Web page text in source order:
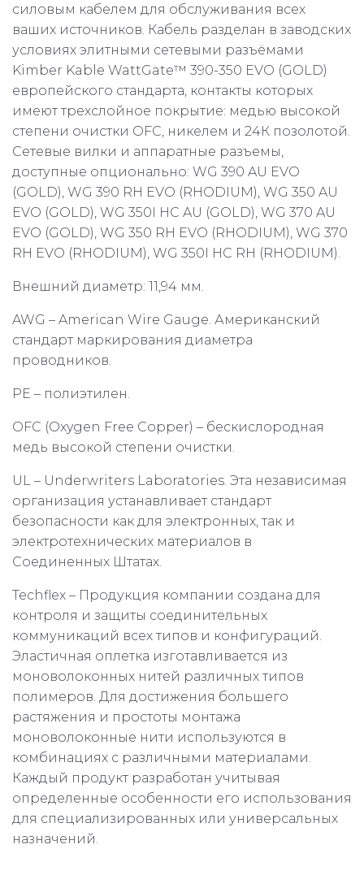
силовым кабелем для обслуживания всех
ваших источников. Кабель разделан в заводских
условиях элитными сетевыми разъёмами
Kimber Kable WattGate™ 390-350 EVO (GOLD)
европейского стандарта, контакты которых
имеют трехслойное покрытие: медью высокой
степени очистки OFC, никелем и 24К позолотой.
Сетевые вилки и аппаратные разъемы,
доступные опционально: WG 390 AU EVO
(GOLD), WG 390 RH EVO (RHODIUM), WG 350 AU
EVO (GOLD), WG 350I HC AU (GOLD), WG 370 AU
EVO (GOLD), WG 350 RH EVO (RHODIUM), WG 370
RH EVO (RHODIUM), WG 350I HC RH (RHODIUM).
Внешний диаметр: 11,94 мм.
AWG – American Wire Gauge. Американский
стандарт маркирования диаметра
проводников.
PE – полиэтилен.
OFC (Oxygen Free Copper) – бескислородная
медь высокой степени очистки.
UL – Underwriters Laboratories. Эта независимая
организация устанавливает стандарт
безопасности как для электронных, так и
электротехнических материалов в
Соединенных Штатах.
Techflex – Продукция компании создана для
контроля и защиты соединительных
коммуникаций всех типов и конфигураций.
Эластичная оплетка изготавливается из
моноволоконных нитей различных типов
полимеров. Для достижения большего
растяжения и простоты монтажа
моноволоконные нити используются в
комбинациях с различными материалами.
Каждый продукт разработан учитывая
определенные особенности его использования
для специализированных или универсальных
назначений.